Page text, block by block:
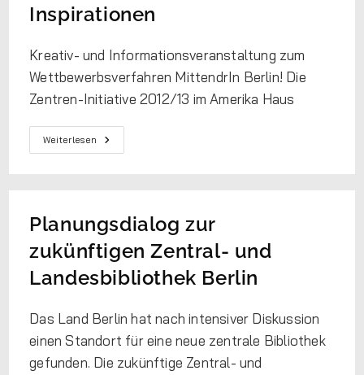
Inspirationen
Kreativ- und Informationsveranstaltung zum
Wettbewerbsverfahren MittendrIn Berlin! Die
Zentren-Initiative 2012/13 im Amerika Haus
Weiterlesen
Planungsdialog zur
zukünftigen Zentral- und
Landesbibliothek Berlin
Das Land Berlin hat nach intensiver Diskussion
einen Standort für eine neue zentrale Bibliothek
gefunden. Die zukünftige Zentral- und